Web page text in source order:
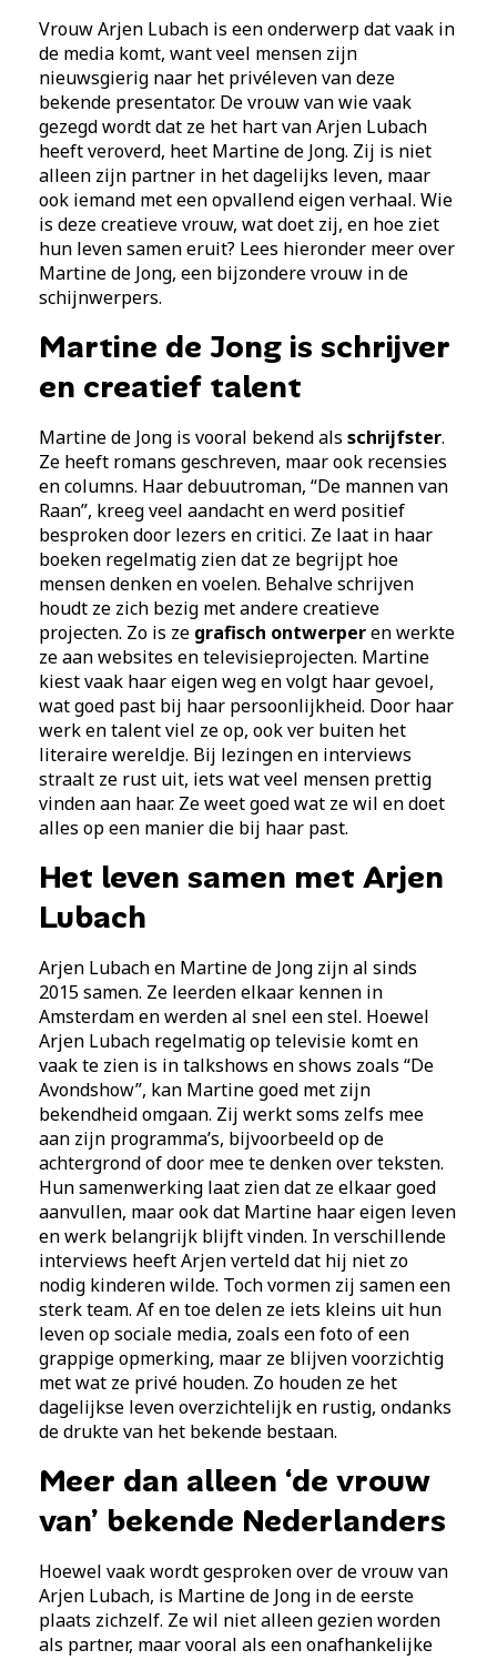
Vrouw Arjen Lubach is een onderwerp dat vaak in
de media komt, want veel mensen zijn
nieuwsgierig naar het privéleven van deze
bekende presentator. De vrouw van wie vaak
gezegd wordt dat ze het hart van Arjen Lubach
heeft veroverd, heet Martine de Jong. Zij is niet
alleen zijn partner in het dagelijks leven, maar
ook iemand met een opvallend eigen verhaal. Wie
is deze creatieve vrouw, wat doet zij, en hoe ziet
hun leven samen eruit? Lees hieronder meer over
Martine de Jong, een bijzondere vrouw in de
schijnwerpers.
Martine de Jong is schrijver
en creatief talent
Martine de Jong is vooral bekend als schrijfster.
Ze heeft romans geschreven, maar ook recensies
en columns. Haar debuutroman, “De mannen van
Raan”, kreeg veel aandacht en werd positief
besproken door lezers en critici. Ze laat in haar
boeken regelmatig zien dat ze begrijpt hoe
mensen denken en voelen. Behalve schrijven
houdt ze zich bezig met andere creatieve
projecten. Zo is ze grafisch ontwerperen werkte
ze aan websites en televisieprojecten. Martine
kiest vaak haar eigen weg en volgt haar gevoel,
wat goed past bij haar persoonlijkheid. Door haar
werk en talent viel ze op, ook ver buiten het
literaire wereldje. Bij lezingen en interviews
straalt ze rust uit, iets wat veel mensen prettig
vinden aan haar. Ze weet goed wat ze wil en doet
alles op een manier die bij haar past.
Het leven samen met Arjen
Lubach
Arjen Lubach en Martine de Jong zijn al sinds
2015 samen. Ze leerden elkaar kennen in
Amsterdam en werden al snel een stel. Hoewel
Arjen Lubach regelmatig op televisie komt en
vaak te zien is in talkshows en shows zoals “De
Avondshow”, kan Martine goed met zijn
bekendheid omgaan. Zij werkt soms zelfs mee
aan zijn programma’s, bijvoorbeeld op de
achtergrond of door mee te denken over teksten.
Hun samenwerking laat zien dat ze elkaar goed
aanvullen, maar ook dat Martine haar eigen leven
en werk belangrijk blijft vinden. In verschillende
interviews heeft Arjen verteld dat hij niet zo
nodig kinderen wilde. Toch vormen zij samen een
sterk team. Af en toe delen ze iets kleins uit hun
leven op sociale media, zoals een foto of een
grappige opmerking, maar ze blijven voorzichtig
met wat ze privé houden. Zo houden ze het
dagelijkse leven overzichtelijk en rustig, ondanks
de drukte van het bekende bestaan.
Meer dan alleen ‘de vrouw
van’ bekende Nederlanders
Hoewel vaak wordt gesproken over de vrouw van
Arjen Lubach, is Martine de Jong in de eerste
plaats zichzelf. Ze wil niet alleen gezien worden
als partner, maar vooral als een onafhankelijke